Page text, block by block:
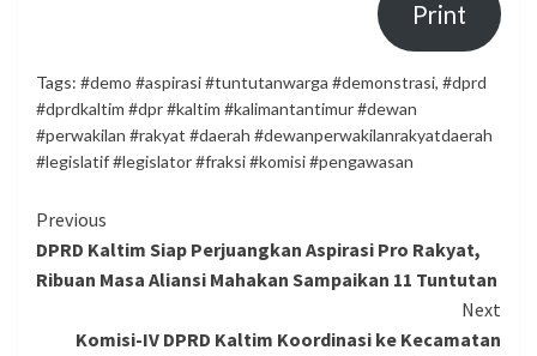
Print
Tags: #demo #aspirasi #tuntutanwarga #demonstrasi, #dprd
#dprdkaltim #dpr #kaltim #kalimantantimur #dewan
#perwakilan #rakyat #daerah #dewanperwakilanrakyatdaerah
#legislatif #legislator #fraksi #komisi #pengawasan
Continue
Reading
Previous
DPRD Kaltim Siap Perjuangkan Aspirasi Pro Rakyat,
Ribuan Masa Aliansi Mahakan Sampaikan 11 Tuntutan
Next
Komisi-IV DPRD Kaltim Koordinasi ke Kecamatan